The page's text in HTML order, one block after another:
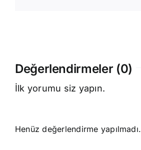
Değerlendirmeler (0)
İlk yorumu siz yapın.
Henüz değerlendirme yapılmadı.